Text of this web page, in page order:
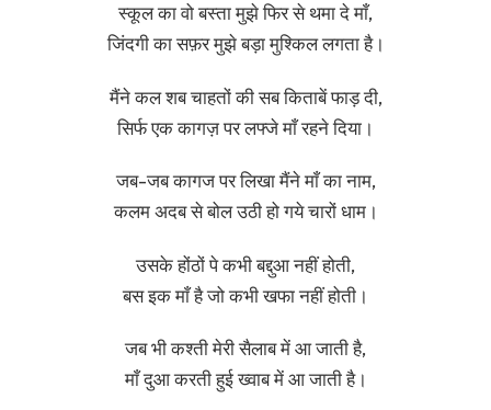
स्कूल का वो बस्ता मुझे फिर से थमा दे माँ,
जिंदगी का सफ़र मुझे बड़ा मुश्किल लगता है।
मैंने कल शब चाहतों की सब किताबें फाड़ दी,
सिर्फ एक कागज़ पर लफ्जे माँ रहने दिया।
जब-जब कागज पर लिखा मैंने माँ का नाम,
कलम अदब से बोल उठी हो गये चारों धाम।
उसके होंठों पे कभी बद्दुआ नहीं होती,
बस इक माँ है जो कभी खफा नहीं होती।
जब भी कश्ती मेरी सैलाब में आ जाती है,
माँ दुआ करती हुई ख्वाब में आ जाती है।